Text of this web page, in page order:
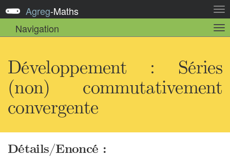
la
Agreg-Maths
Navigation
la
Développement : Séries
(non) commutativement
convergente
Détails/Enoncé :